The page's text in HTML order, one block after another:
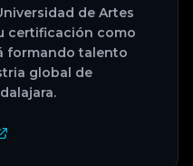
de Artes
certificación como
formando talento
global de